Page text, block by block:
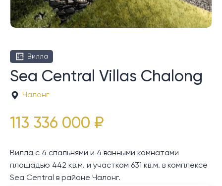
Вилла
Sea Central Villas Chalong
Чалонг
113 336 000 ₽
Вилла с 4 спальнями и 4 ванными комнатами
площадью 442 кв.м. и участком 631 кв.м. в комплексе
Sea Central в районе Чалонг.